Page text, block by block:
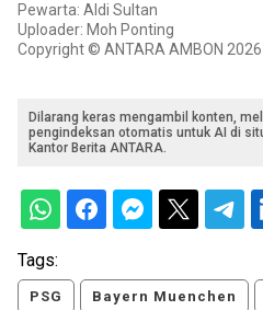
Pewarta: Aldi Sultan
Uploader: Moh Ponting
Copyright © ANTARA AMBON 2026
Dilarang keras mengambil konten,
pengindeksan otomatis untuk AI di
Kantor Berita ANTARA.
Tags:
PSG Bayern Muenchen